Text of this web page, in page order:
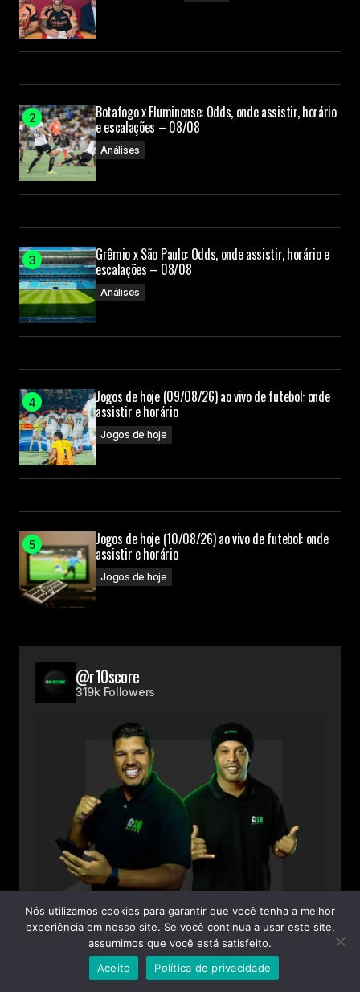
Botafogo x Fluminense: Odds, onde assistir, horário
e escalações – 08/08
Análises
Grêmio x São Paulo: Odds, onde assistir, horário e
escalações – 08/08
Análises
Jogos de hoje (09/08/26) ao vivo de futebol: onde
assistir e horário
Jogos de hoje
Jogos de hoje (10/08/26) ao vivo de futebol: onde
assistir e horário
Jogos de hoje
@r10score
319k Followers
Nós utilizamos cookies para garantir que você tenha a melhor
experiência em nosso site. Se você continua a usar este site,
assumimos que você está satisfeito.
Aceito
Política de privacidade